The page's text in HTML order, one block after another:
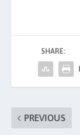
b
o
o
k
SHARE:
PREVIOUS